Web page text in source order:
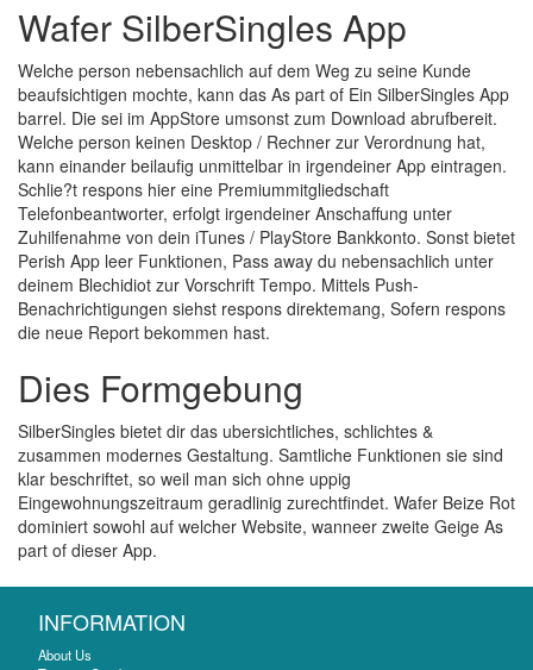
Wafer SilberSingles App
Welche person nebensachlich auf dem Weg zu seine Kunde
beaufsichtigen mochte, kann das As part of Ein SilberSingles App
barrel. Die sei im AppStore umsonst zum Download abrufbereit.
Welche person keinen Desktop / Rechner zur Verordnung hat,
kann einander beilaufig unmittelbar in irgendeiner App eintragen.
Schlie?t respons hier eine Premiummitgliedschaft
Telefonbeantworter, erfolgt irgendeiner Anschaffung unter
Zuhilfenahme von dein iTunes / PlayStore Bankkonto. Sonst bietet
Perish App leer Funktionen, Pass away du nebensachlich unter
deinem Blechidiot zur Vorschrift Tempo. Mittels Push-
Benachrichtigungen siehst respons direktemang, Sofern respons
die neue Report bekommen hast.
Dies Formgebung
SilberSingles bietet dir das ubersichtliches, schlichtes &
zusammen modernes Gestaltung. Samtliche Funktionen sie sind
klar beschriftet, so weil man sich ohne uppig
Eingewohnungszeitraum geradlinig zurechtfindet. Wafer Beize Rot
dominiert sowohl auf welcher Website, wanneer zweite Geige As
part of dieser App.
INFORMATION
About Us